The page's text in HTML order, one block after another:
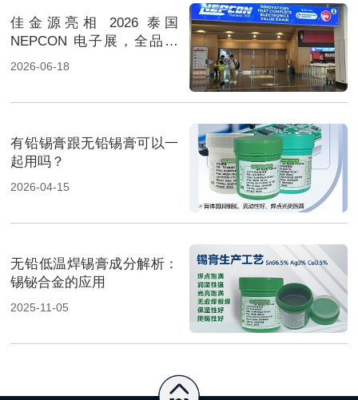
佳金源亮相 2026 泰国
NEPCON 电子展，全品类
焊料重磅展出，高性能锡膏
2026-06-18
有铅锡膏跟无铅锡膏可以一
起用吗？
2026-04-15
无铅低温焊锡膏成分解析：
锡铋合金的应用
2025-11-05